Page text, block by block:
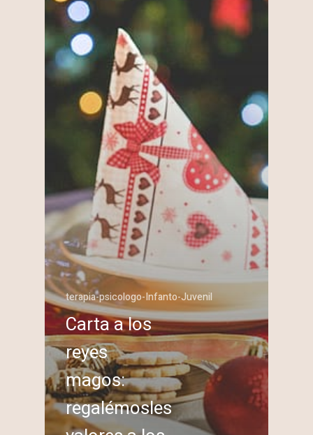
terapia-psicologo-Infanto-Juvenil
Carta a los
reyes
magos:
regalémosles